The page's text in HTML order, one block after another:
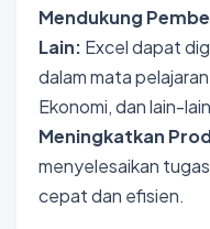
Mendukung
Lain: Excel dapat
dalam mata
Ekonomi, dan lain-
Meningkatkan
menyelesaikan
cepat dan efisien.